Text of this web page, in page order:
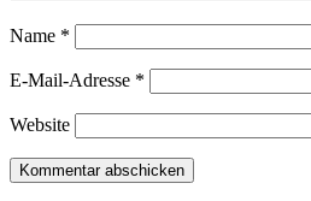
Name *
E-Mail-Adresse *
Website